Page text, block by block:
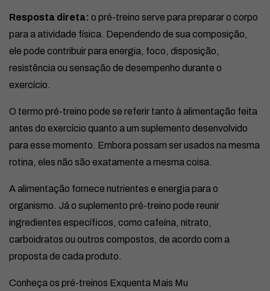
Resposta direta: o pré-treino serve para preparar o corpo
para a atividade física. Dependendo de sua composição,
ele pode contribuir para energia, foco, disposição,
resistência ou sensação de desempenho durante o
exercício.
O termo pré-treino pode se referir tanto à alimentação feita
antes do exercício quanto a um suplemento desenvolvido
para esse momento. Embora possam ser usados na mesma
rotina, eles não são exatamente a mesma coisa.
A alimentação fornece nutrientes e energia para o
organismo. Já o suplemento pré-treino pode reunir
ingredientes específicos, como cafeína, nitrato,
carboidratos ou outros compostos, de acordo com a
proposta de cada produto.
Conheça os pré-treinos Exquenta Mais Mu